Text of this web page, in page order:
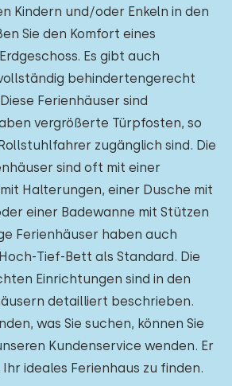
Kindern und/oder Enkeln in den
Sie den Komfort eines
Es gibt auch
behindertengerecht
Ferienhäuser sind
vergrößerte Türpfosten, so
zugänglich sind. Die
sind oft mit einer
Halterungen, einer Dusche mit
einer Badewanne mit Stützen
Ferienhäuser haben auch
Tief-Bett als Standard. Die
Einrichtungen sind in den
detailliert beschrieben.
was Sie suchen, können Sie
Kundenservice wenden. Er
ideales Ferienhaus zu finden.